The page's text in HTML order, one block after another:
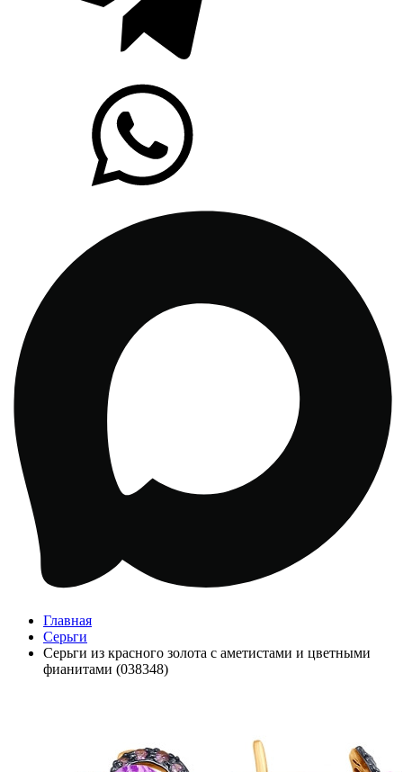
Главная
Серьги
Серьги из красного золота с аметистами и цветными
фианитами (038348)